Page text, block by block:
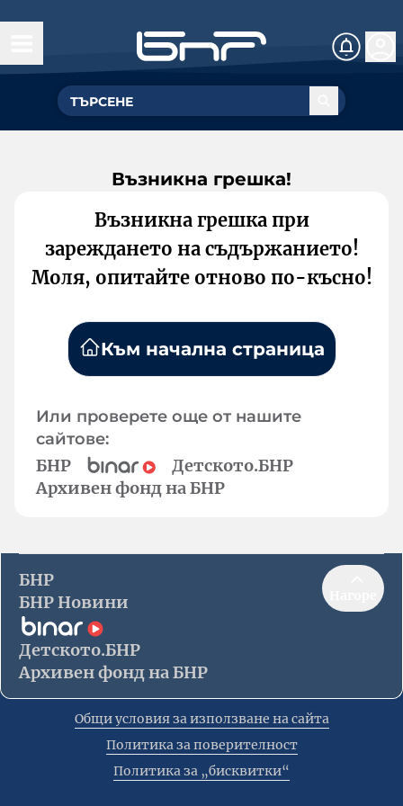
Възникна грешка!
Възникна грешка при
зареждането на съдържанието!
Моля, опитайте отново по-късно!
Към начална страница
Или проверете още от нашите
сайтове:
БНР
Детското.БНР
Архивен фонд на БНР
БНР
БНР Новини
Детското.БНР
Архивен фонд на БНР
Общи условия за използване на сайта
Политика за поверителност
Политика за „бисквитки“